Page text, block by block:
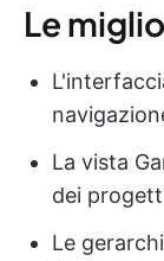
Le
La vista
dei
Le